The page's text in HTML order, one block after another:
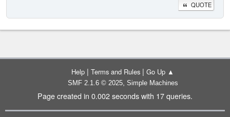
QUOTE
Help | Terms and Rules | Go Up ▲
SMF 2.1.6 © 2025, Simple Machines
Page created in 0.002 seconds with 17 queries.